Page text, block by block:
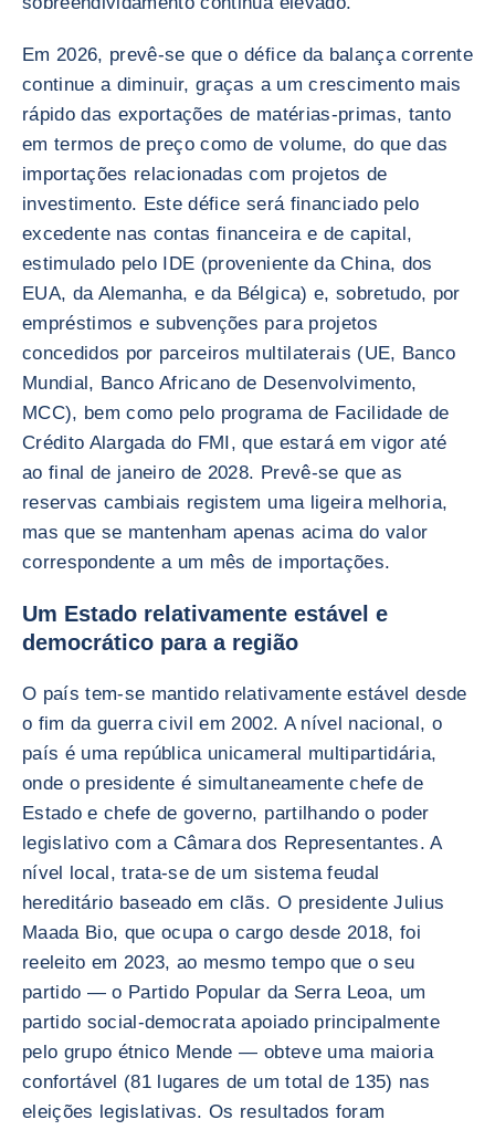
Em 2026, prevê-se que o défice da balança corrente
continue a diminuir, graças a um crescimento mais
rápido das exportações de matérias-primas, tanto
em termos de preço como de volume, do que das
importações relacionadas com projetos de
investimento. Este défice será financiado pelo
excedente nas contas financeira e de capital,
estimulado pelo IDE (proveniente da China, dos
EUA, da Alemanha, e da Bélgica) e, sobretudo, por
empréstimos e subvenções para projetos
concedidos por parceiros multilaterais (UE, Banco
Mundial, Banco Africano de Desenvolvimento,
MCC), bem como pelo programa de Facilidade de
Crédito Alargada do FMI, que estará em vigor até
ao final de janeiro de 2028. Prevê-se que as
reservas cambiais registem uma ligeira melhoria,
mas que se mantenham apenas acima do valor
correspondente a um mês de importações.
Um Estado relativamente estável e
democrático para a região
O país tem-se mantido relativamente estável desde
o fim da guerra civil em 2002. A nível nacional, o
país é uma república unicameral multipartidária,
onde o presidente é simultaneamente chefe de
Estado e chefe de governo, partilhando o poder
legislativo com a Câmara dos Representantes. A
nível local, trata-se de um sistema feudal
hereditário baseado em clãs. O presidente Julius
Maada Bio, que ocupa o cargo desde 2018, foi
reeleito em 2023, ao mesmo tempo que o seu
partido — o Partido Popular da Serra Leoa, um
partido social-democrata apoiado principalmente
pelo grupo étnico Mende — obteve uma maioria
confortável (81 lugares de um total de 135) nas
eleições legislativas. Os resultados foram